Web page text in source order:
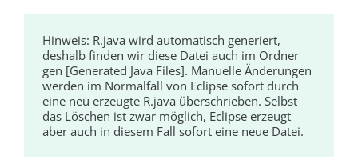
Hinweis: R.java wird automatisch generiert,
deshalb finden wir diese Datei auch im Ordner
gen [Generated Java Files]. Manuelle Änderungen
werden im Normalfall von Eclipse sofort durch
eine neu erzeugte R.java überschrieben. Selbst
das Löschen ist zwar möglich, Eclipse erzeugt
aber auch in diesem Fall sofort eine neue Datei.